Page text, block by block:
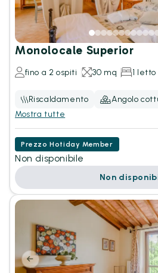
Monolocale Superior
fino a 2 ospiti 30 mq 1
Riscaldamento Angolo
Mostra tutte
Prezzo Hotiday Member
Non disponibile
Non